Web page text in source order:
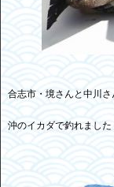
合志市・境さんと中川さ
沖のイカダで釣れました